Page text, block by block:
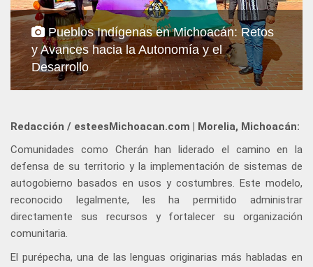
Pueblos Indígenas en Michoacán: Retos
y Avances hacia la Autonomía y el
Desarrollo
Redacción / esteesMichoacan.com | Morelia, Michoacán:
Comunidades como Cherán han liderado el camino en la
defensa de su territorio y la implementación de sistemas de
autogobierno basados en usos y costumbres. Este modelo,
reconocido legalmente, les ha permitido administrar
directamente sus recursos y fortalecer su organización
comunitaria.
El purépecha, una de las lenguas originarias más habladas en